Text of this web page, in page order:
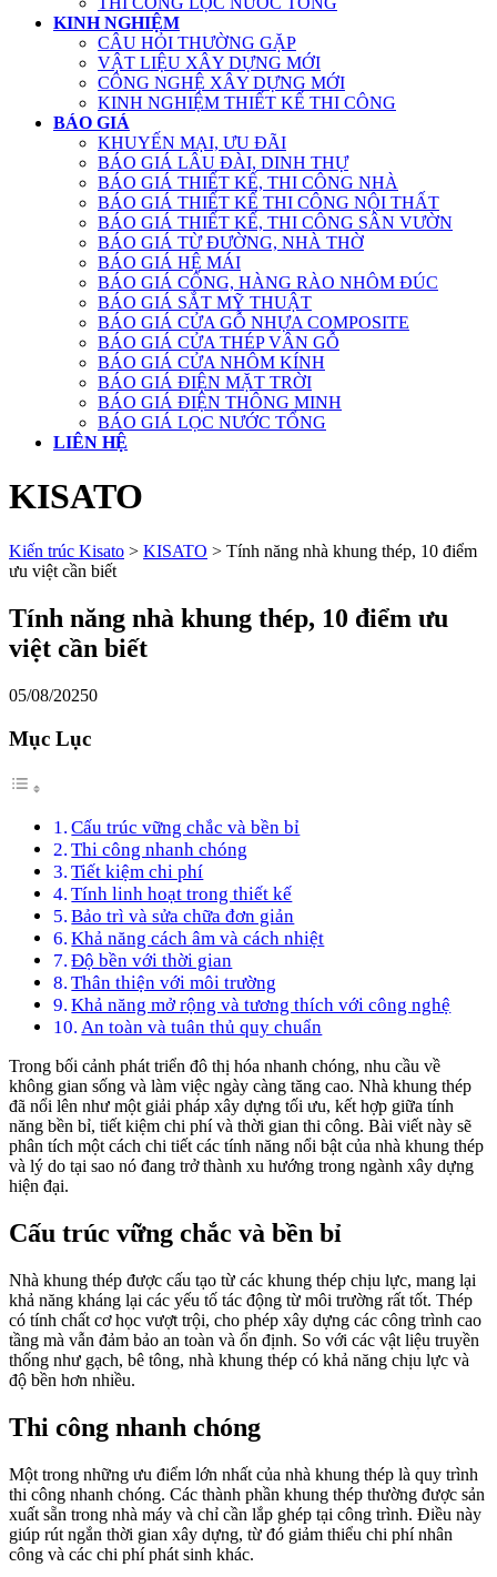
KINH NGHIỆM
CÂU HỎI THƯỜNG GẶP
VẬT LIỆU XÂY DỰNG MỚI
CÔNG NGHỆ XÂY DỰNG MỚI
KINH NGHIỆM THIẾT KẾ THI CÔNG
BÁO GIÁ
KHUYẾN MẠI, ƯU ĐÃI
BÁO GIÁ LÂU ĐÀI, DINH THỰ
BÁO GIÁ THIẾT KẾ, THI CÔNG NHÀ
BÁO GIÁ THIẾT KẾ THI CÔNG NỘI THẤT
BÁO GIÁ THIẾT KẾ, THI CÔNG SÂN VƯỜN
BÁO GIÁ TỪ ĐƯỜNG, NHÀ THỜ
BÁO GIÁ HỆ MÁI
BÁO GIÁ CỔNG, HÀNG RÀO NHÔM ĐÚC
BÁO GIÁ SẮT MỸ THUẬT
BÁO GIÁ CỬA GỖ NHỰA COMPOSITE
BÁO GIÁ CỬA THÉP VÂN GỖ
BÁO GIÁ CỬA NHÔM KÍNH
BÁO GIÁ ĐIỆN MẶT TRỜI
BÁO GIÁ ĐIỆN THÔNG MINH
BÁO GIÁ LỌC NƯỚC TỔNG
LIÊN HỆ
KISATO
Kiến trúc Kisato > KISATO > Tính năng nhà khung thép, 10 điểm
ưu việt cần biết
Tính năng nhà khung thép, 10 điểm ưu
việt cần biết
05/08/20250
Mục Lục
Cấu trúc vững chắc và bền bỉ
Thi công nhanh chóng
Tiết kiệm chi phí
Tính linh hoạt trong thiết kế
Bảo trì và sửa chữa đơn giản
Khả năng cách âm và cách nhiệt
Độ bền với thời gian
Thân thiện với môi trường
Khả năng mở rộng và tương thích với công nghệ
An toàn và tuân thủ quy chuẩn
Trong bối cảnh phát triển đô thị hóa nhanh chóng, nhu cầu về
không gian sống và làm việc ngày càng tăng cao. Nhà khung thép
đã nổi lên như một giải pháp xây dựng tối ưu, kết hợp giữa tính
năng bền bỉ, tiết kiệm chi phí và thời gian thi công. Bài viết này sẽ
phân tích một cách chi tiết các tính năng nổi bật của nhà khung thép
và lý do tại sao nó đang trở thành xu hướng trong ngành xây dựng
hiện đại.
Cấu trúc vững chắc và bền bỉ
Nhà khung thép được cấu tạo từ các khung thép chịu lực, mang lại
khả năng kháng lại các yếu tố tác động từ môi trường rất tốt. Thép
có tính chất cơ học vượt trội, cho phép xây dựng các công trình cao
tầng mà vẫn đảm bảo an toàn và ổn định. So với các vật liệu truyền
thống như gạch, bê tông, nhà khung thép có khả năng chịu lực và
độ bền hơn nhiều.
Thi công nhanh chóng
Một trong những ưu điểm lớn nhất của nhà khung thép là quy trình
thi công nhanh chóng. Các thành phần khung thép thường được sản
xuất sẵn trong nhà máy và chỉ cần lắp ghép tại công trình. Điều này
giúp rút ngắn thời gian xây dựng, từ đó giảm thiểu chi phí nhân
công và các chi phí phát sinh khác.